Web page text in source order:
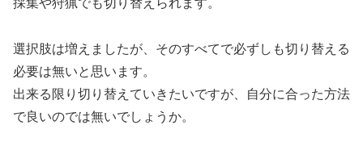
選択肢は増えましたが、そのすべてで必ずしも切り替える
必要は無いと思います。
出来る限り切り替えていきたいですが、自分に合った方法
で良いのでは無いでしょうか。